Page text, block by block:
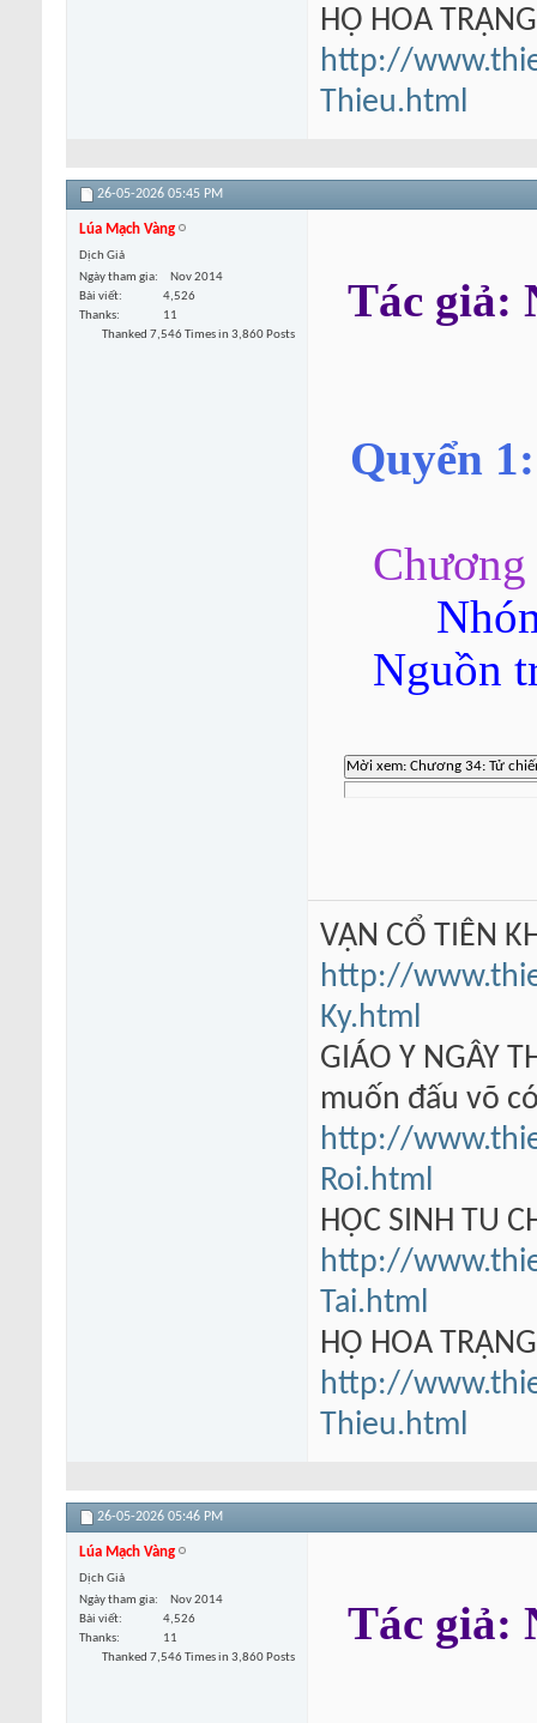
HỘ HOA
http://
Thieu.html
26-05-2026 05:45 PM
Lúa Mạch Vàng
Dịch Giả
Ngày tham gia
Nov 2014
Bài viết
4,526
Thanks
11
Thanked 7,546 Times in 3,860 Posts
Tác giả:
Quyển
Nguồn
VẠN CỔ TIÊN
http://
Ky.html
GIÁO Y NGÂY
muốn đấu võ
http://
Roi.html
HỌC SINH TU
http://
Tai.html
HỘ HOA
http://
Thieu.html
26-05-2026 05:46 PM
Lúa Mạch Vàng
Dịch Giả
Ngày tham gia
Nov 2014
Bài viết
4,526
Thanks
11
Thanked 7,546 Times in 3,860 Posts
Tác giả: